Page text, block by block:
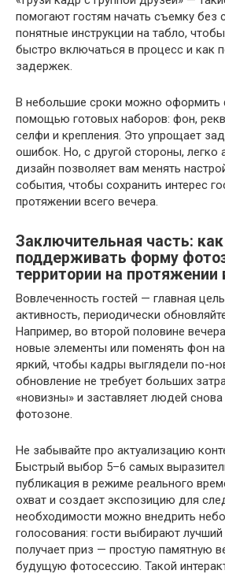
помогают гостям начать съемку без
понятные инструкции на табло,
быстро включаться в процесс и как
задержек.
В небольшие сроки можно оформить
помощью готовых наборов: фон,
селфи и крепления. Это упрощает
ошибок. Но, с другой стороны, легко
дизайн позволяет вам менять
события, чтобы сохранить интерес
протяжении всего вечера.
Заключительная часть: как
поддерживать форму
территории на протяжении
Вовлеченность гостей — главная
активность, периодически
Например, во второй половине
новые элементы или поменять фон
яркий, чтобы кадры выглядели по-
обновление не требует больших
«новизны» и заставляет людей снова
фотозоне.
Не забывайте про актуализацию
Быстрый выбор 5–6 самых
публикация в режиме реального
охват и создает экспозицию для
необходимости можно внедрить
голосования: гости выбирают
получает приз — простую памятную
будущую фотосессию. Такой